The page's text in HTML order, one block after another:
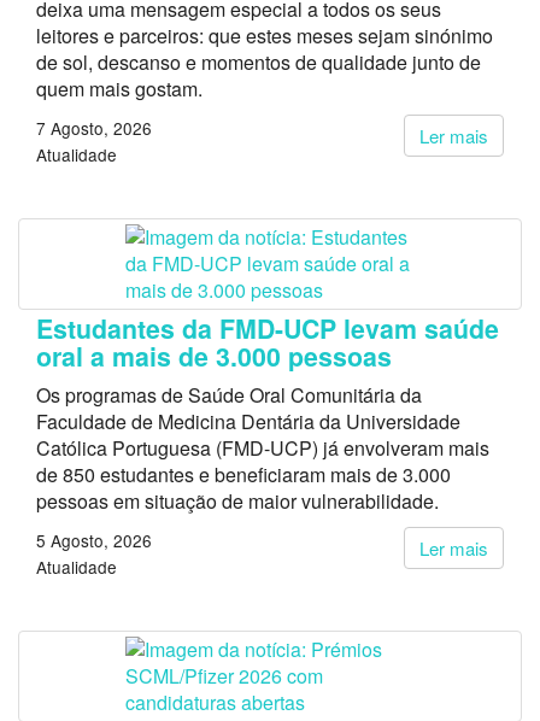
deixa uma mensagem especial a todos os seus
leitores e parceiros: que estes meses sejam sinónimo
de sol, descanso e momentos de qualidade junto de
quem mais gostam.
Ler mais
7 Agosto, 2026
Atualidade
Estudantes da FMD-UCP levam saúde
oral a mais de 3.000 pessoas
Os programas de Saúde Oral Comunitária da
Faculdade de Medicina Dentária da Universidade
Católica Portuguesa (FMD-UCP) já envolveram mais
de 850 estudantes e beneficiaram mais de 3.000
pessoas em situação de maior vulnerabilidade.
Ler mais
5 Agosto, 2026
Atualidade